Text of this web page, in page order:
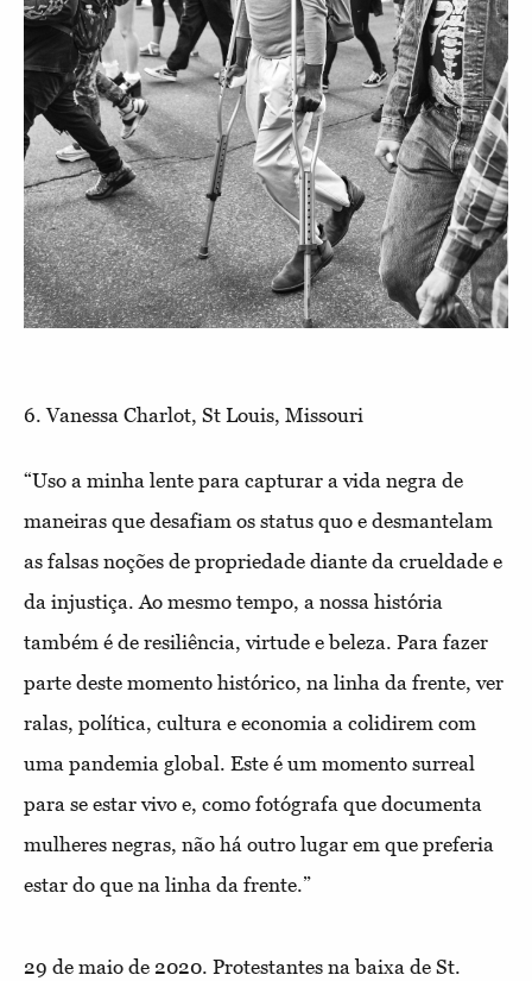
6. Vanessa Charlot, St Louis, Missouri
“Uso a minha lente para capturar a vida negra de
maneiras que desafiam os status quo e desmantelam
as falsas noções de propriedade diante da crueldade e
da injustiça. Ao mesmo tempo, a nossa história
também é de resiliência, virtude e beleza. Para fazer
parte deste momento histórico, na linha da frente, ver
ralas, política, cultura e economia a colidirem com
uma pandemia global. Este é um momento surreal
para se estar vivo e, como fotógrafa que documenta
mulheres negras, não há outro lugar em que preferia
estar do que na linha da frente.”
29 de maio de 2020. Protestantes na baixa de St.